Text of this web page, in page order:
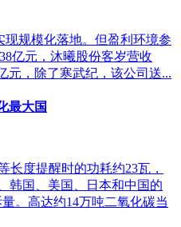
现规模化落地。但盈利环境参
亿元，沐曦股份客岁营收
元，除了寒武纪，该公司送...
最大国
长度提醒时的功耗约23瓦，
韩国、美国、日本和中国的
。高达约14万吨二氧化碳当